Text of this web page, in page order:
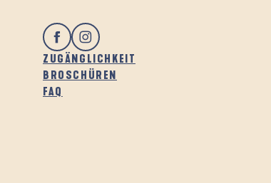
ZUGÄNGLICHKEIT
BROSCHÜREN
FAQ